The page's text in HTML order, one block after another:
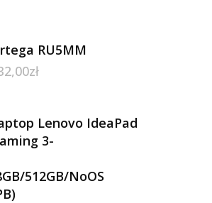
RU5MM
zł
Lenovo IdeaPad
3-
512GB/NoOS